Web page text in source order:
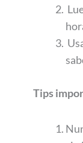
Tips